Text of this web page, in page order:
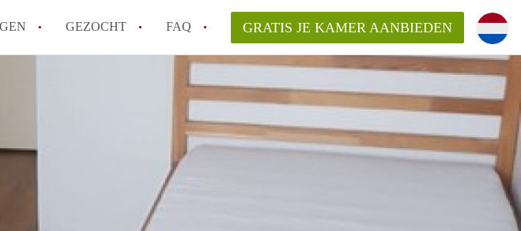
GEZOCHT FAQ
Moet ik mij inschrijven bij de gemeente als ik een kamer huur in
Hoe groot is de kans dat ik snel een kamer vind?
Wat kost een studentenkamer gemiddeld in Rotterdam?
In welke wijken van Rotterdam kan ik het beste wonen als student?
Hoe vind ik een kamer in Rotterdam?
GRATIS JE KAMER AANBIEDEN